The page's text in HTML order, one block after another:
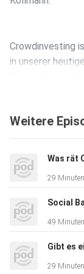
Crowdinvesting
in unserer
seine
über
Für mehr
Plattform Finnest
Weitere
29 Minuten
Social
49 Minuten
Gibt es
29 Minuten